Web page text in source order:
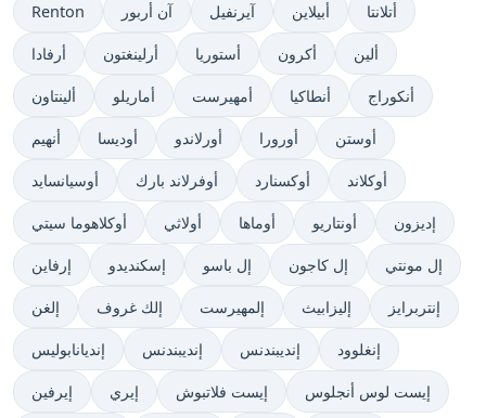
Renton آن أربور آيرنفيل أبيلاين أتلانتا
أرفادا أرلينغتون أستوريا أكرون ألين
ألينتاون أماريلو أمهيرست أنطاكيا أنكوراج
أنهيم أوديسا أورلاندو أورورا أوستن
أوسيانسايد أوفرلاند بارك أوكسنارد أوكلاند
أوكلاهوما سيتي أولاثي أوماها أونتاريو إديزون
إرفاين إسكنديدو إل باسو إل كاجون إل مونتي
إلغن إلك غروف إلمهيرست إليزابيث إنتربرايز
إنديانابوليس إنديبندنس إنديبندنس إنغلوود
إيرفين إيري إيست فلاتبوش إيست لوس أنجلوس